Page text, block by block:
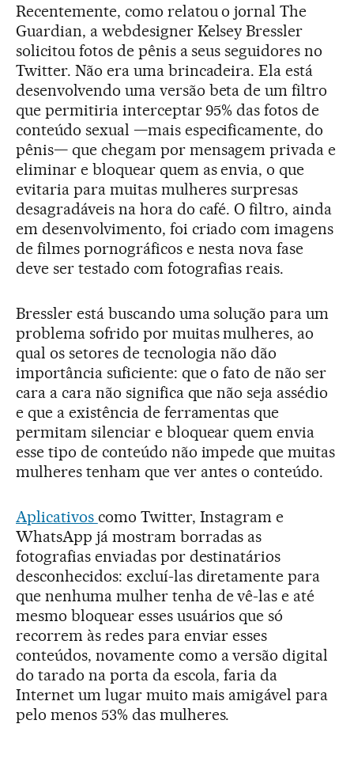
Recentemente, como relatou o jornal The
Guardian, a webdesigner Kelsey Bressler
solicitou fotos de pênis a seus seguidores no
Twitter. Não era uma brincadeira. Ela está
desenvolvendo uma versão beta de um filtro
que permitiria interceptar 95% das fotos de
conteúdo sexual —mais especificamente, do
pênis— que chegam por mensagem privada e
eliminar e bloquear quem as envia, o que
evitaria para muitas mulheres surpresas
desagradáveis na hora do café. O filtro, ainda
em desenvolvimento, foi criado com imagens
de filmes pornográficos e nesta nova fase
deve ser testado com fotografias reais.
Bressler está buscando uma solução para um
problema sofrido por muitas mulheres, ao
qual os setores de tecnologia não dão
importância suficiente: que o fato de não ser
cara a cara não significa que não seja assédio
e que a existência de ferramentas que
permitam silenciar e bloquear quem envia
esse tipo de conteúdo não impede que muitas
mulheres tenham que ver antes o conteúdo.
Aplicativos como Twitter, Instagram e
WhatsApp já mostram borradas as
fotografias enviadas por destinatários
desconhecidos: excluí-las diretamente para
que nenhuma mulher tenha de vê-las e até
mesmo bloquear esses usuários que só
recorrem às redes para enviar esses
conteúdos, novamente como a versão digital
do tarado na porta da escola, faria da
Internet um lugar muito mais amigável para
pelo menos 53% das mulheres.